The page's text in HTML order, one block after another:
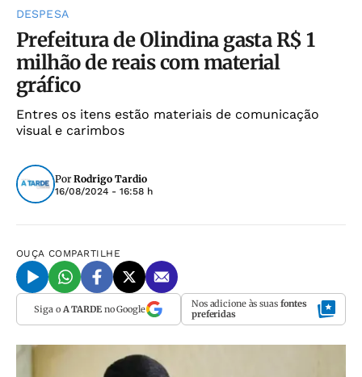
DESPESA
Prefeitura de Olindina gasta R$ 1
milhão de reais com material
gráfico
Entres os itens estão materiais de comunicação
visual e carimbos
Por Rodrigo Tardio
16/08/2024 - 16:58 h
OUÇA COMPARTILHE
Siga o A TARDEno Google Nos adicione às suas fontes
preferidas